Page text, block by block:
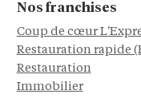
Nos franchises
Coup de cœur
Restauration rapide
Restauration
Immobilier